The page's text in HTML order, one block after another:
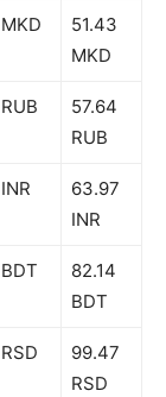
MKD
51.43
MKD
RUB
57.64
RUB
INR
63.97
INR
BDT
82.14
BDT
RSD
99.47
RSD